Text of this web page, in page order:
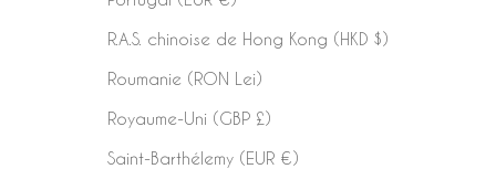
R.A.S. chinoise de Hong Kong (HKD $)
Roumanie (RON Lei)
Royaume-Uni (GBP £)
Saint-Barthélemy (EUR €)